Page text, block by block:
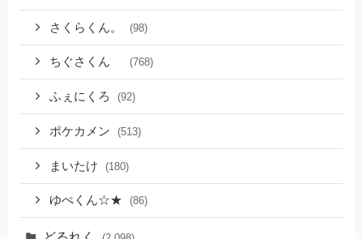
さくらくん。 (98)
ちぐさくん (768)
ふぇにくろ (92)
ポケカメン (513)
まいたけ (180)
ゆぺくん☆★ (86)